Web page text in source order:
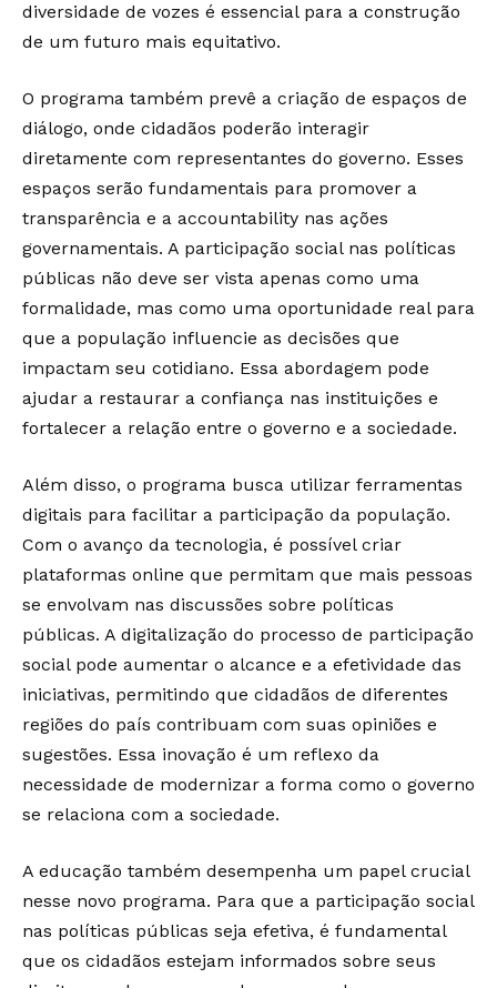
diversidade de vozes é essencial para a construção
de um futuro mais equitativo.
O programa também prevê a criação de espaços de
diálogo, onde cidadãos poderão interagir
diretamente com representantes do governo. Esses
espaços serão fundamentais para promover a
transparência e a accountability nas ações
governamentais. A participação social nas políticas
públicas não deve ser vista apenas como uma
formalidade, mas como uma oportunidade real para
que a população influencie as decisões que
impactam seu cotidiano. Essa abordagem pode
ajudar a restaurar a confiança nas instituições e
fortalecer a relação entre o governo e a sociedade.
Além disso, o programa busca utilizar ferramentas
digitais para facilitar a participação da população.
Com o avanço da tecnologia, é possível criar
plataformas online que permitam que mais pessoas
se envolvam nas discussões sobre políticas
públicas. A digitalização do processo de participação
social pode aumentar o alcance e a efetividade das
iniciativas, permitindo que cidadãos de diferentes
regiões do país contribuam com suas opiniões e
sugestões. Essa inovação é um reflexo da
necessidade de modernizar a forma como o governo
se relaciona com a sociedade.
A educação também desempenha um papel crucial
nesse novo programa. Para que a participação social
nas políticas públicas seja efetiva, é fundamental
que os cidadãos estejam informados sobre seus